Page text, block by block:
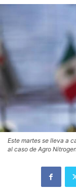
Este martes se lleva a
al caso de Agro